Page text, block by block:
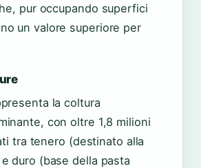
pur occupando superfici
un valore superiore per
la coltura
con oltre 1,8 milioni
tra tenero (destinato alla
duro (base della pasta